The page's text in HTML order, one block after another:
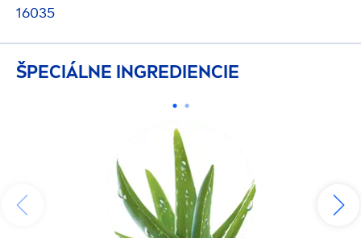
16035
ŠPECIÁLNE INGREDIENCIE